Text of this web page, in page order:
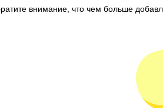
внимание, что чем больше